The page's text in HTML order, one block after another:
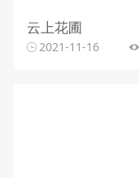
云上花圃
2021-11-16